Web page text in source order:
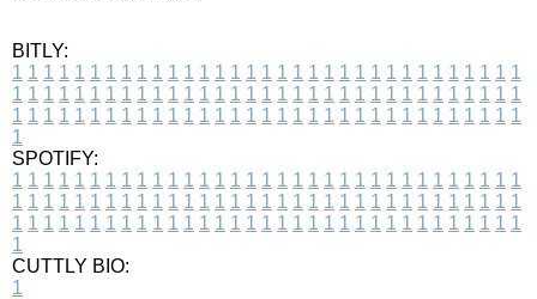
BITLY:
1 1 1 1 1 1 1 1 1 1 1 1 1 1 1 1 1 1 1 1 1 1 1 1 1 1 1 1 1 1 1 1 1
1 1 1 1 1 1 1 1 1 1 1 1 1 1 1 1 1 1 1 1 1 1 1 1 1 1 1 1 1 1 1 1 1
1 1 1 1 1 1 1 1 1 1 1 1 1 1 1 1 1 1 1 1 1 1 1 1 1 1 1 1 1 1 1 1 1
1
SPOTIFY:
1 1 1 1 1 1 1 1 1 1 1 1 1 1 1 1 1 1 1 1 1 1 1 1 1 1 1 1 1 1 1 1 1
1 1 1 1 1 1 1 1 1 1 1 1 1 1 1 1 1 1 1 1 1 1 1 1 1 1 1 1 1 1 1 1 1
1 1 1 1 1 1 1 1 1 1 1 1 1 1 1 1 1 1 1 1 1 1 1 1 1 1 1 1 1 1 1 1 1
1
CUTTLY BIO:
1